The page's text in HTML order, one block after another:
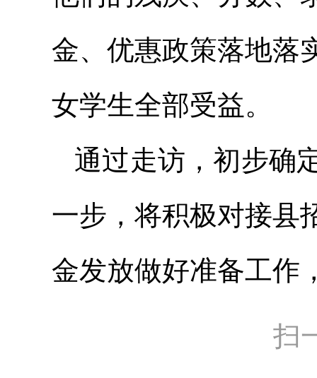
金、优惠政策落地落
女学生全部受益。
通过走访，初步确
一步，将积极对接县
金发放做好准备工作
扫